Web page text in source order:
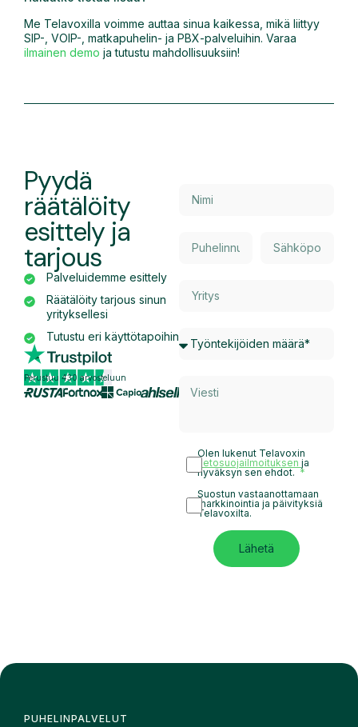
Me Telavoxilla voimme auttaa sinua kaikessa, mikä liittyy
SIP-, VOIP-, matkapuhelin- ja PBX-palveluihin. Varaa
ilmainen demo ja tutustu mahdollisuuksiin!
Pyydä
räätälöity
esittely ja
tarjous
Palveluidemme esittely
Räätälöity tarjous sinun
yrityksellesi
Tutustu eri käyttötapoihin
Perustuu 430 arvosteluun
Olen lukenut Telavoxin
tietosuojailmoituksenja
hyväksyn sen ehdot.
Suostun vastaanottamaan
markkinointia ja päivityksiä
Telavoxilta.
Lähetä
PUHELINPALVELUT